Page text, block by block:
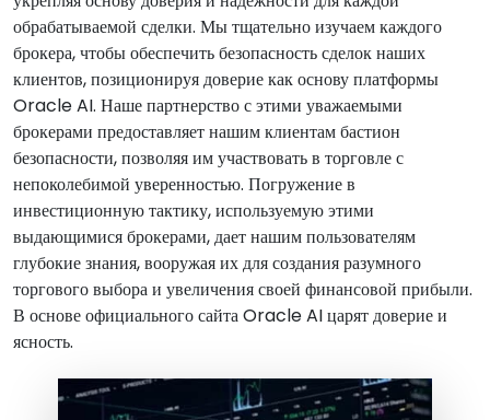
обрабатываемой сделки. Мы тщательно изучаем каждого
брокера, чтобы обеспечить безопасность сделок наших
клиентов, позиционируя доверие как основу платформы
Oracle AI. Наше партнерство с этими уважаемыми
брокерами предоставляет нашим клиентам бастион
безопасности, позволяя им участвовать в торговле с
непоколебимой уверенностью. Погружение в
инвестиционную тактику, используемую этими
выдающимися брокерами, дает нашим пользователям
глубокие знания, вооружая их для создания разумного
торгового выбора и увеличения своей финансовой прибыли.
В основе официального сайта Oracle AI царят доверие и
ясность.